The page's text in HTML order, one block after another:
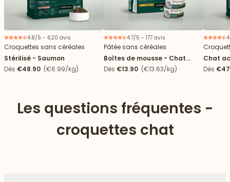
4.8/5 - 620 avis
Croquettes sans céréales
Stérilisé - Saumon
Dès €48.90 (€6.99/kg)
4.7/5 - 177 avis
Pâtée sans céréales
Boîtes de mousse - Chat
stérilisé
Dès €13.90 (€13.63/kg)
Chat
Dès
Les questions fréquentes -
croquettes chat